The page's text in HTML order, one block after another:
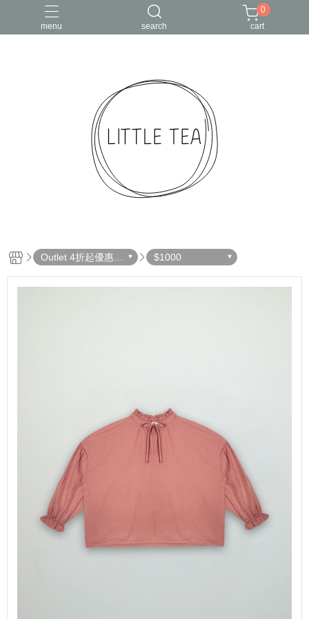
menu search
0
cart
Outlet 4折起優惠出
清
$1000